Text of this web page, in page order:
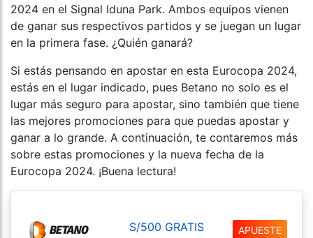
2024 en el Signal Iduna Park. Ambos equipos vienen
de ganar sus respectivos partidos y se juegan un lugar
en la primera fase. ¿Quién ganará?
Si estás pensando en apostar en esta Eurocopa 2024,
estás en el lugar indicado, pues Betano no solo es el
lugar más seguro para apostar, sino también que tiene
las mejores promociones para que puedas apostar y
ganar a lo grande. A continuación, te contaremos más
sobre estas promociones y la nueva fecha de la
Eurocopa 2024. ¡Buena lectura!
S/500 GRATIS APUESTE